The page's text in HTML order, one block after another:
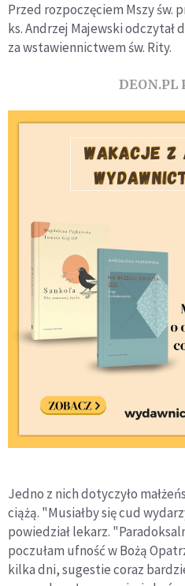
Przed rozpoczęciem Mszy św.
ks. Andrzej Majewski odczytał
za wstawiennictwem św. Rity.
DEON.PL
Jedno z nich dotyczyło
ciążą. "Musiałby się cud
powiedział lekarz.
poczułam ufność w Bożą
kilka dni, sugestie coraz